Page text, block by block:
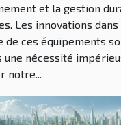
et la gestion
Les innovations dans
de ces équipements
une nécessité